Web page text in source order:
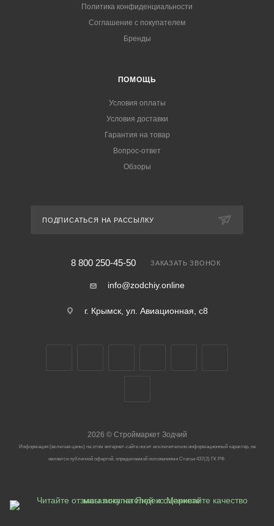
Политика конфиденциальности
Соглашение с покупателем
Бренды
ПОМОЩЬ
Условия оплаты
Условия доставки
Гарантия на товар
Вопрос-ответ
Обзоры
ПОДПИСАТЬСЯ НА РАССЫЛКУ
8 800 250-45-50 ЗАКАЗАТЬ ЗВОНОК
info@zodchiy.online
г. Крымск, ул. Авиационная, с8
2026 ©Строймаркет Зодчий
Информация (включая цены) на этом интернет-сайте носит исключительно информационный характер, не
является публичной офертой, определяемой положениями Статьи 437(2) ГК РФ.